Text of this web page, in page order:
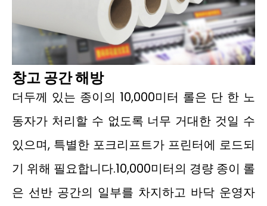
창고 공간 해방
더두께 있는 종이의 10,000미터 롤은 단 한 노
동자가 처리할 수 없도록 너무 거대한 것일 수
있으며, 특별한 포크리프트가 프린터에 로드되
기 위해 필요합니다.10,000미터의 경량 종이 롤
은 선반 공간의 일부를 차지하고 바닥 운영자